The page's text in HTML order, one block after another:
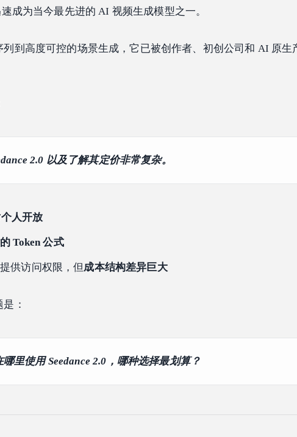
成为当今最先进的 AI 视频生成模型之一。
列到高度可控的场景生成，它已被创作者、初创公司和 AI 原生
2.0 以及了解其定价非常复杂。
人开放
Token 公式
供访问权限，但成本结构差异巨大
：
哪里使用 Seedance 2.0，哪种选择最划算？